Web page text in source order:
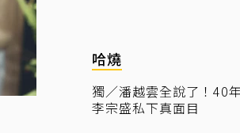
哈燒
獨／潘越雲全說了！40
李宗盛私下真面目